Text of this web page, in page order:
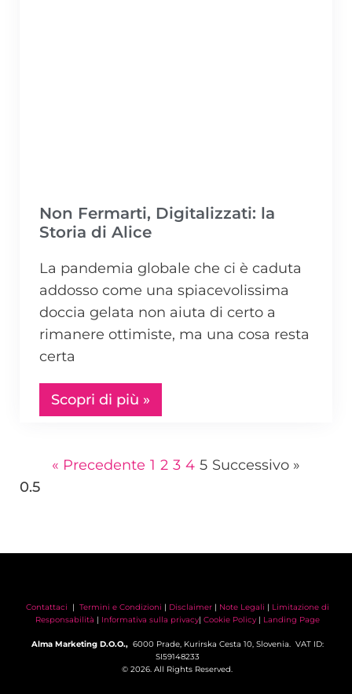
Non Fermarti, Digitalizzati: la
Storia di Alice
La pandemia globale che ci è caduta
addosso come una spiacevolissima
doccia gelata non aiuta di certo a
rimanere ottimiste, ma una cosa resta
certa
Scopri di più »
« Precedente 1 2 3 4 5 Successivo »
Contattaci | Termini e Condizioni | Disclaimer| Note Legali | Limitazione di
Responsabilità | Informativa sulla privacy| Cookie Policy| Landing Page
Alma Marketing D.O.O., 6000 Prade, Kurirska Cesta 10, Slovenia. VAT ID:
SI59148233
© 2026. All Rights Reserved.